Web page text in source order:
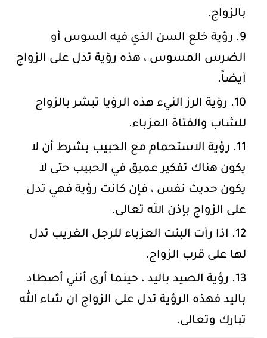
بالزواج.
رؤية خلع السن الذي فيه السوس أو
الضرس المسوس ، هذه رؤية تدل على الزواج
أيضاً.
رؤية الرز النيء هذه الرؤيا تبشر بالزواج
للشاب والفتاة العزباء.
رؤية الاستحمام مع الحبيب بشرط أن لا
يكون هناك تفكير عميق في الحبيب حتى لا
يكون حديث نفس ، فإن كانت رؤية فهي تدل
على الزواج بإذن الله تعالى.
اذا رأت البنت العزباء للرجل الغريب تدل
لها على قرب الزواج.
رؤية الصيد باليد ، حينما أرى أنني أصطاد
باليد فهذه الرؤية تدل على الزواج ان شاء الله
تبارك وتعالى.